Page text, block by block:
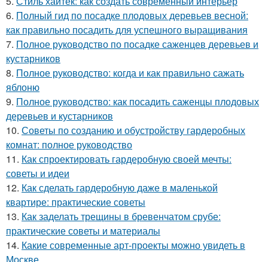
6. Полный гид по посадке плодовых деревьев весной:
как правильно посадить для успешного выращивания
7. Полное руководство по посадке саженцев деревьев и
кустарников
8. Полное руководство: когда и как правильно сажать
яблоню
9. Полное руководство: как посадить саженцы плодовых
деревьев и кустарников
10. Советы по созданию и обустройству гардеробных
комнат: полное руководство
11. Как спроектировать гардеробную своей мечты:
советы и идеи
12. Как сделать гардеробную даже в маленькой
квартире: практические советы
13. Как заделать трещины в бревенчатом срубе:
практические советы и материалы
14. Какие современные арт-проекты можно увидеть в